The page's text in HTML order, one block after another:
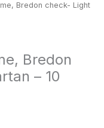
Bredon check- Light
Bredon
– 10